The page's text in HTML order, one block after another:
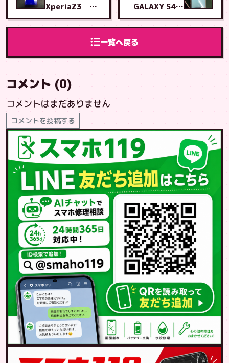
XperiaZ3 画
面交換 泡瀬店
へご来店
一覧へ戻る
GALAXY S4
基盤修理 石川
店へご来店
コメント (0)
コメントはまだありません
コメントを投稿する